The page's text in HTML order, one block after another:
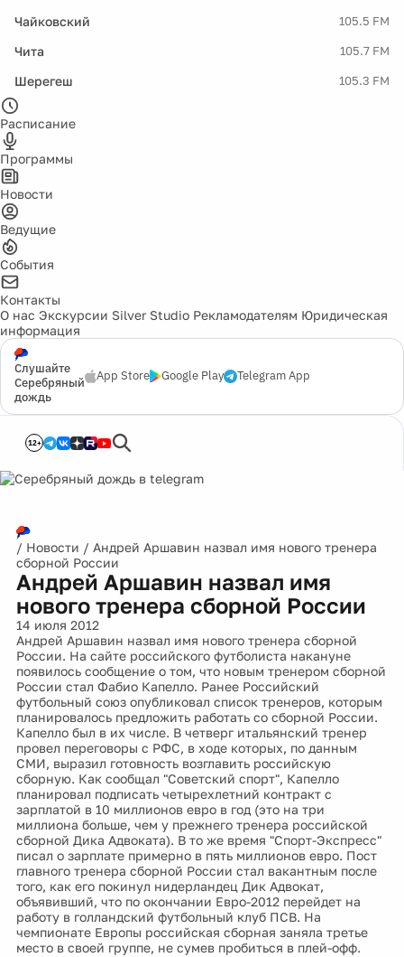
Чайковский 105.5 FM
Чита 105.7 FM
Шерегеш 105.3 FM
Расписание
Программы
Новости
Ведущие
События
Контакты
О нас Экскурсии Silver Studio Рекламодателям Юридическая
информация
Слушайте
Серебряный
дождь
App Store Google Play Telegram App
12+
/ Новости / Андрей Аршавин назвал имя нового тренера
сборной России
Андрей Аршавин назвал имя
нового тренера сборной России
14 июля 2012
Андрей Аршавин назвал имя нового тренера сборной
России. На сайте российского футболиста накануне
появилось сообщение о том, что новым тренером сборной
России стал Фабио Капелло. Ранее Российский
футбольный союз опубликовал список тренеров, которым
планировалось предложить работать со сборной России.
Капелло был в их числе. В четверг итальянский тренер
провел переговоры с РФС, в ходе которых, по данным
СМИ, выразил готовность возглавить российскую
сборную. Как сообщал "Советский спорт", Капелло
планировал подписать четырехлетний контракт с
зарплатой в 10 миллионов евро в год (это на три
миллиона больше, чем у прежнего тренера российской
сборной Дика Адвоката). В то же время "Спорт-Экспресс"
писал о зарплате примерно в пять миллионов евро. Пост
главного тренера сборной России стал вакантным после
того, как его покинул нидерландец Дик Адвокат,
объявивший, что по окончании Евро-2012 перейдет на
работу в голландский футбольный клуб ПСВ. На
чемпионате Европы российская сборная заняла третье
место в своей группе, не сумев пробиться в плей-офф.